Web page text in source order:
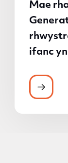
Mae
ifanc